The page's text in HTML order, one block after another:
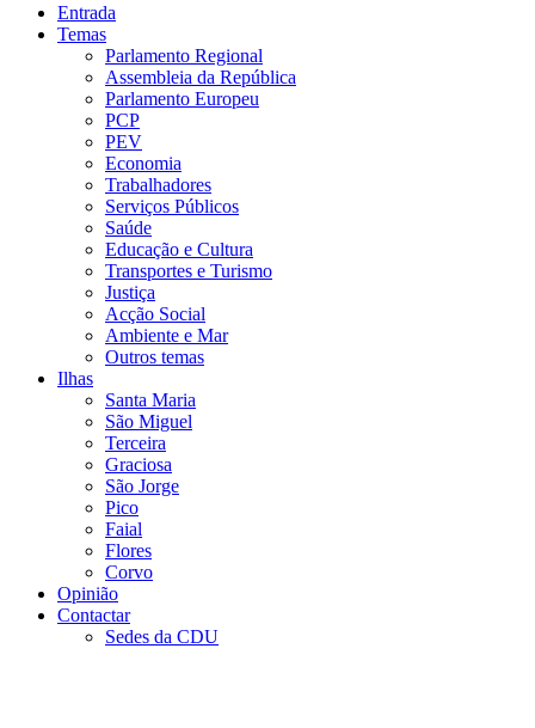
Entrada
Temas
Parlamento Regional
Assembleia da República
Parlamento Europeu
PCP
PEV
Economia
Trabalhadores
Serviços Públicos
Saúde
Educação e Cultura
Transportes e Turismo
Justiça
Acção Social
Ambiente e Mar
Outros temas
Ilhas
Santa Maria
São Miguel
Terceira
Graciosa
São Jorge
Pico
Faial
Flores
Corvo
Opinião
Contactar
Sedes da CDU